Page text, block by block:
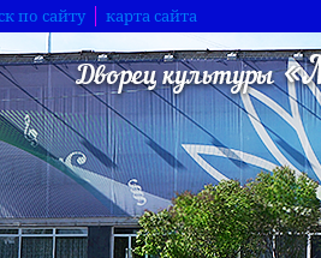
по сайту карта сайта